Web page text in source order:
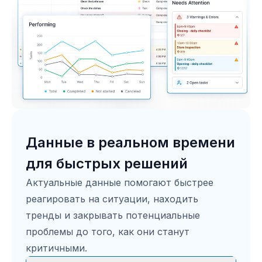
Данные в реальном времени
для быстрых решений
Актуальные данные помогают быстрее
реагировать на ситуации, находить
тренды и закрывать потенциальные
проблемы до того, как они станут
критичными.